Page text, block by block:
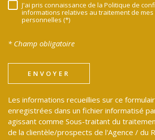
RÈGLEMENTATION
J'ai pris connaissance de la Politique de
informations relatives au traitement de
personnelles (*)
* Champ obligatoire
ENVOYER
Les informations recueillies sur ce
enregistrées dans un fichier informatisé
agissant comme Sous-traitant du
de la clientèle/prospects de l'Agence / du